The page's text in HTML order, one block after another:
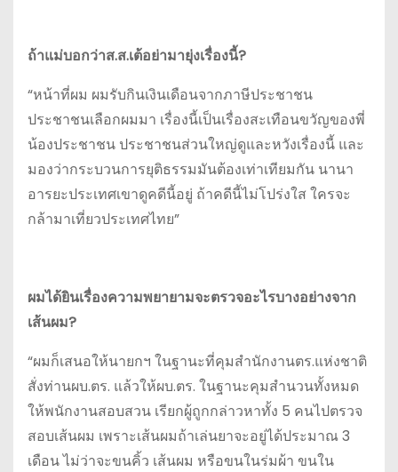
ถ้าแม่บอกว่าส.ส.เต้อย่ามายุ่งเรื่องนี้?
“หน้าที่ผม ผมรับกินเงินเดือนจากภาษีประชาชน
ประชาชนเลือกผมมา เรื่องนี้เป็นเรื่องสะเทือนขวัญของพี่
น้องประชาชน ประชาชนส่วนใหญ่ดูและหวังเรื่องนี้ และ
มองว่ากระบวนการยุติธรรมมันต้องเท่าเทียมกัน นานา
อารยะประเทศเขาดูคดีนี้อยู่ ถ้าคดีนี้ไม่โปร่งใส ใครจะ
กล้ามาเที่ยวประเทศไทย”
ผมได้ยินเรื่องความพยายามจะตรวจอะไรบางอย่างจาก
เส้นผม?
“ผมก็เสนอให้นายกฯ ในฐานะที่คุมสำนักงานตร.แห่งชาติ
สั่งท่านผบ.ตร. แล้วให้ผบ.ตร. ในฐานะคุมสำนวนทั้งหมด
ให้พนักงานสอบสวน เรียกผู้ถูกกล่าวหาทั้ง 5 คนไปตรวจ
สอบเส้นผม เพราะเส้นผมถ้าเล่นยาจะอยู่ได้ประมาณ 3
เดือน ไม่ว่าจะขนคิ้ว เส้นผม หรือขนในร่มผ้า ขนใน